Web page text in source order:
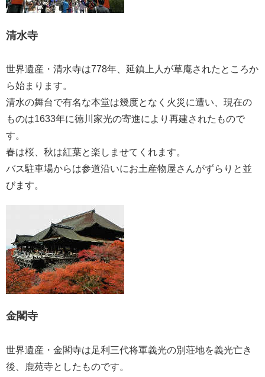
清水寺
世界遺産・清水寺は778年、延鎮上人が草庵されたところか
ら始まります。
清水の舞台で有名な本堂は幾度となく火災に遭い、現在の
ものは1633年に徳川家光の寄進により再建されたもので
す。
春は桜、秋は紅葉と楽しませてくれます。
バス駐車場からは参道沿いにお土産物屋さんがずらりと並
びます。
金閣寺
世界遺産・金閣寺は足利三代将軍義光の別荘地を義光亡き
後、鹿苑寺としたものです。